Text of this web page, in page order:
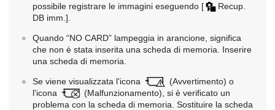
possibile registrare le immagini eseguendo [
Recup.
DB imm.]
Quando “NO CARD” lampeggia in arancione, significa
che non è stata inserita una scheda di memoria. Inserire
una scheda di memoria.
Se viene visualizzata l'icona
(Avvertimento) o
l'icona
(Malfunzionamento), si è verificato un
problema con la scheda di memoria. Sostituire la scheda